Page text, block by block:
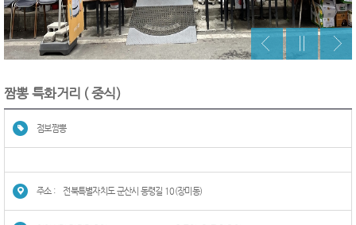
짬뽕 특화거리 ( 중식)
점보짬뽕
주소 : 전북특별자치도 군산시 동령길 10(장미동)